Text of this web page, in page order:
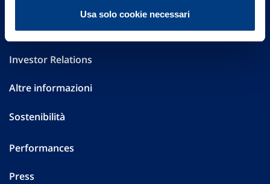
Usa solo cookie necessari
Governance
Investor Relations
Altre informazioni
Sostenibilità
Performances
Press